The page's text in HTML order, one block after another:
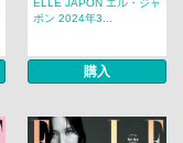
ELLE JAPON エル・ジャ
ポン 2024年3...
購入